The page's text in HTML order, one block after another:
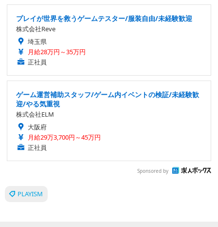
プレイが世界を救うゲームテスター/服装自由/未経験歓迎
株式会社Reve
埼玉県
月給28万円～35万円
正社員
ゲーム運営補助スタッフ/ゲーム内イベントの検証/未経験歓
迎/やる気重視
株式会社ELM
大阪府
月給29万3,700円～45万円
正社員
Sponsored by
PLAYISM